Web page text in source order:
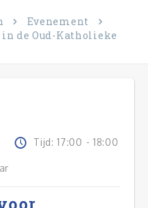
Evenement
de Oud-Katholieke
Tijd: 17:00 - 18:00